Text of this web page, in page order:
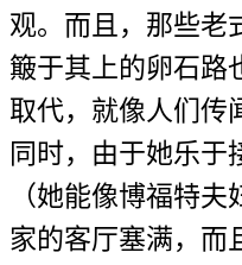
观。而且，那些老
簸于其上的卵石路
取代，就像人们传
同时，由于她乐于
（她能像博福特
家的客厅塞满，而